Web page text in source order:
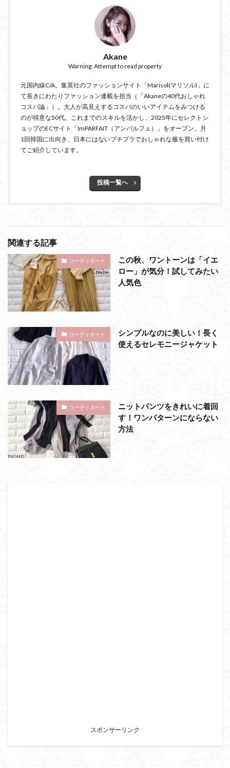
Akane
Warning: Attempt to read property
元国内線C/A。集英社のファッションサイト「Marisol(マリソル)」に
て長きにわたりファッション連載を担当（「Akaneの40代おしゃれ
コスパ論」）。大人が高見えするコスパのいいアイテムをみつける
のが得意な50代。これまでのスキルを活かし、2025年にセレクトシ
ョップのECサイト「ImPARFAIT（アンパルフェ）」をオープン。月
1回韓国に出向き、日本にはないプチプラでおしゃれな服を買い付け
てご紹介しています。
投稿一覧へ
関連する記事
コーディネート
この秋、ワントーンは「イエ
ロー」が気分！試してみたい
人気色
コーディネート
シンプルなのに美しい！長く
使えるセレモニージャケット
コーディネート
ニットパンツをきれいに着回
す！ワンパターンにならない
方法
スポンサーリンク